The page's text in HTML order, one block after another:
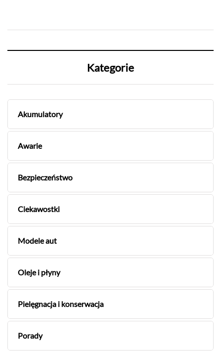
Kategorie
Akumulatory
Awarie
Bezpieczeństwo
Ciekawostki
Modele aut
Oleje i płyny
Pielęgnacja i konserwacja
Porady